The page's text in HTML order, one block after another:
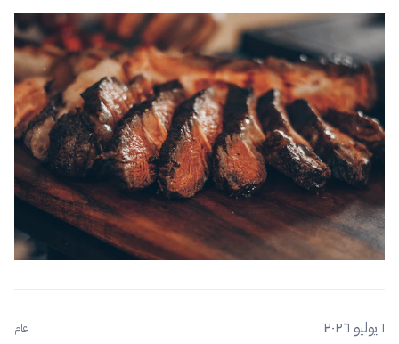
١ يوليو ٢٠٢٦ عام